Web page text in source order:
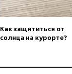
Как защититься от
солнца на курорте?